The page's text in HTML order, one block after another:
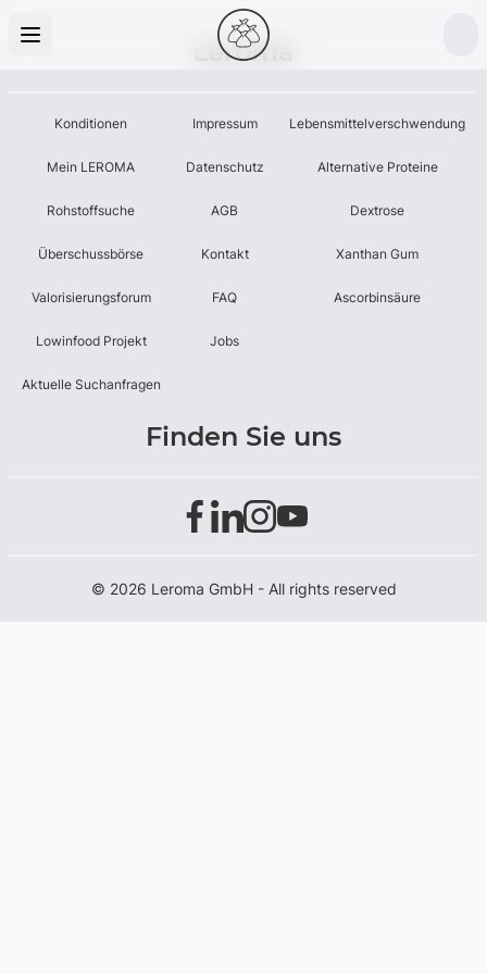
Leroma
Konditionen
Mein LEROMA
Rohstoffsuche
Überschussbörse
Valorisierungsforum
Lowinfood Projekt
Aktuelle Suchanfragen
Impressum
Datenschutz
AGB
Kontakt
FAQ
Jobs
Lebensmittelverschwendung
Alternative Proteine
Dextrose
Xanthan Gum
Ascorbinsäure
Finden Sie uns
© 2026 Leroma GmbH - All rights reserved